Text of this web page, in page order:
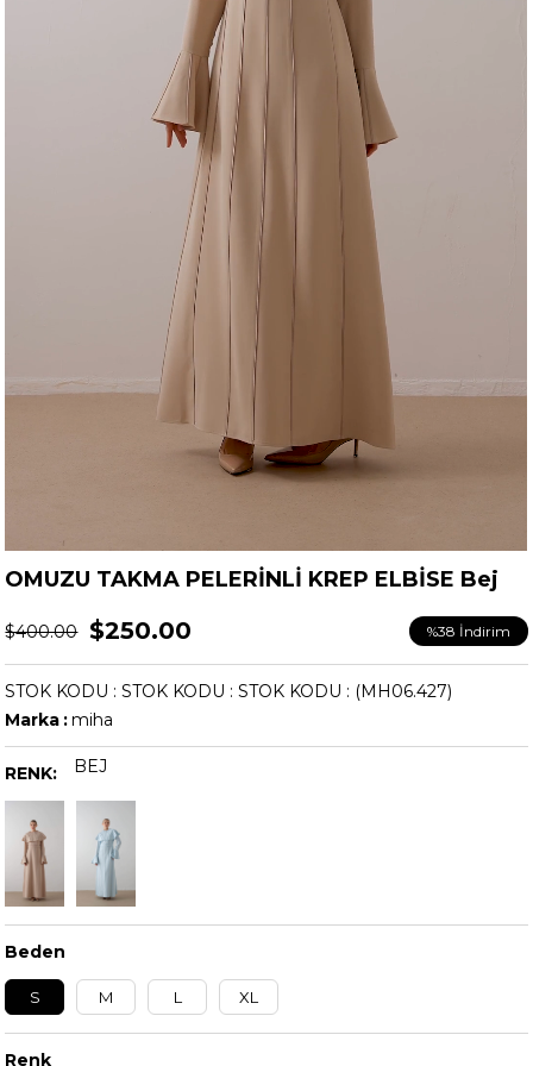
OMUZU TAKMA PELERİNLİ KREP ELBİSE Bej
$400.00 $250.00 %38 İndirim
BEJ
(MH06.427)
STOK KODU STOK KODU
STOK KODU
Marka :miha
RENK:
Beden
S M L XL
Renk